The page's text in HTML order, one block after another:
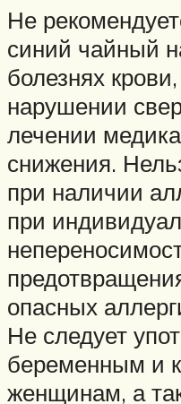
Не
синий чайный
болезнях
нарушении
лечении
снижения.
при наличии
при
опасных
Не следует
беременным и
женщинам, а